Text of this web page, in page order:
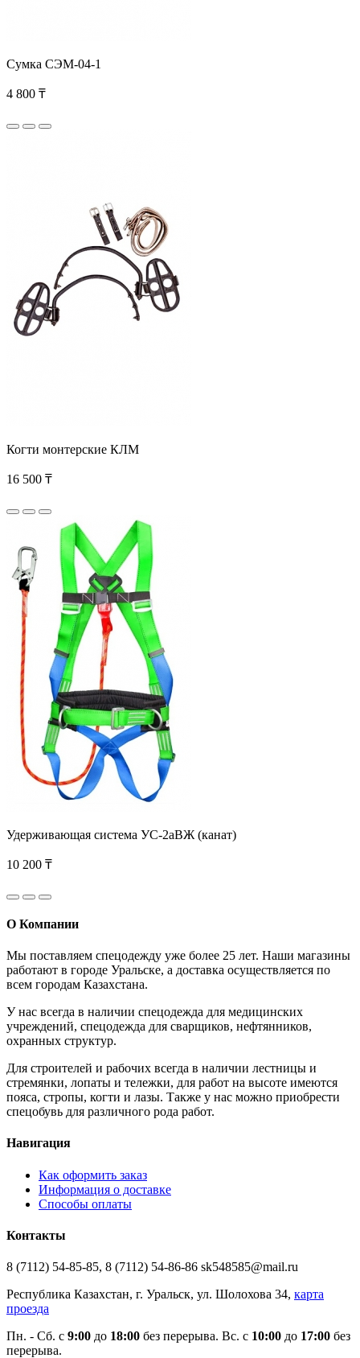
Сумка СЭМ-04-1
4 800 ₸
Когти монтерские КЛМ
16 500 ₸
Удерживающая система УС-2аВЖ (канат)
10 200 ₸
О Компании
Мы поставляем спецодежду уже более 25 лет. Наши магазины
работают в городе Уральске, а доставка осуществляется по
всем городам Казахстана.
У нас всегда в наличии спецодежда для медицинских
учреждений, спецодежда для сварщиков, нефтянников,
охранных структур.
Для строителей и рабочих всегда в наличии лестницы и
стремянки, лопаты и тележки, для работ на высоте имеются
пояса, стропы, когти и лазы. Также у нас можно приобрести
спецобувь для различного рода работ.
Навигация
Как оформить заказ
Информация о доставке
Способы оплаты
Контакты
8 (7112) 54-85-85, 8 (7112) 54-86-86 sk548585@mail.ru
Республика Казахстан, г. Уральск, ул. Шолохова 34, карта
проезда
Пн. - Cб. с 9:00 до 18:00 без перерыва. Вс. с 10:00 до 17:00 без
перерыва.